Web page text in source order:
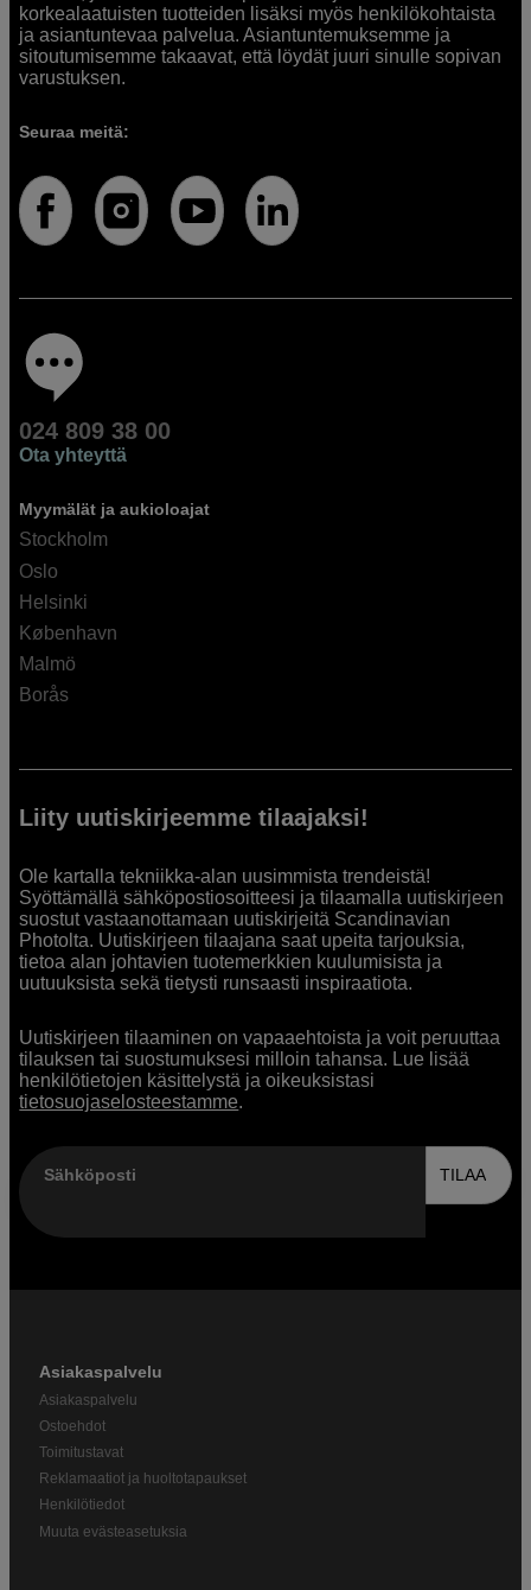
korkealaatuisten tuotteiden lisäksi myös henkilökohtaista
ja asiantuntevaa palvelua. Asiantuntemuksemme ja
sitoutumisemme takaavat, että löydät juuri sinulle sopivan
varustuksen.
Seuraa meitä:
024 809 38 00
Ota yhteyttä
Myymälät ja aukioloajat
Stockholm
Oslo
Helsinki
København
Malmö
Borås
Liity uutiskirjeemme tilaajaksi!
Ole kartalla tekniikka-alan uusimmista trendeistä!
Syöttämällä sähköpostiosoitteesi ja tilaamalla uutiskirjeen
suostut vastaanottamaan uutiskirjeitä Scandinavian
Photolta. Uutiskirjeen tilaajana saat upeita tarjouksia,
tietoa alan johtavien tuotemerkkien kuulumisista ja
uutuuksista sekä tietysti runsaasti inspiraatiota.
Uutiskirjeen tilaaminen on vapaaehtoista ja voit peruuttaa
tilauksen tai suostumuksesi milloin tahansa. Lue lisää
henkilötietojen käsittelystä ja oikeuksistasi
tietosuojaselosteestamme.
Sähköposti TILAA
Asiakaspalvelu
Asiakaspalvelu
Ostoehdot
Toimitustavat
Reklamaatiot ja huoltotapaukset
Henkilötiedot
Muuta evästeasetuksia